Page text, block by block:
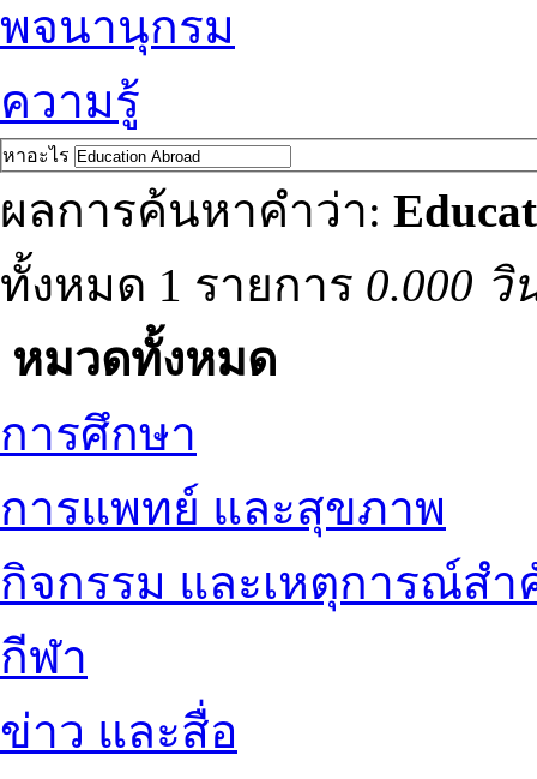
พจนานุกรม
ความรู้
หาอะไร
ผลการค้นหาคำว่า:
ทั้งหมด 1 รายการ 0.000 วิ
หมวดทั้งหมด
การศึกษา
การแพทย์ และสุขภาพ
กิจกรรม และเหตุการณ์ส
กีฬา
ข่าว และสื่อ